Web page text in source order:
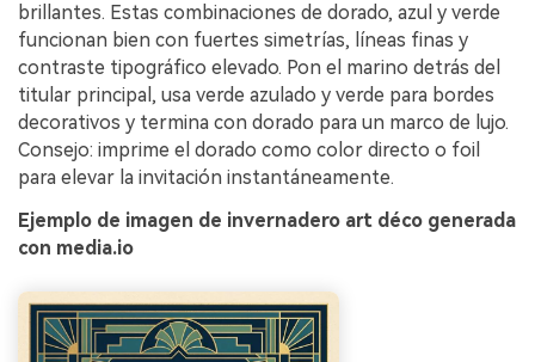
brillantes. Estas combinaciones de dorado, azul y verde
funcionan bien con fuertes simetrías, líneas finas y
contraste tipográfico elevado. Pon el marino detrás del
titular principal, usa verde azulado y verde para bordes
decorativos y termina con dorado para un marco de lujo.
Consejo: imprime el dorado como color directo o foil
para elevar la invitación instantáneamente.
Ejemplo de imagen de invernadero art déco generada
con media.io